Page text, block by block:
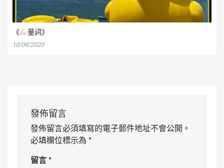
《 量詞》
10/06/2023
發佈留言
發佈留言必須填寫的電子郵件地址不會公開。
必填欄位標示為 *
留言*